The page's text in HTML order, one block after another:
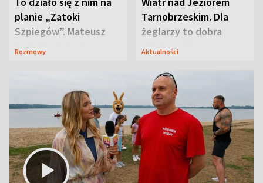
planie „Zatoki
Szpiegów”. Mateusz
Janicki odsłonił
Rozmowy
Tarnobrzeskim. Dla
żeglarzy to dobra
wiadomość
Aktualności